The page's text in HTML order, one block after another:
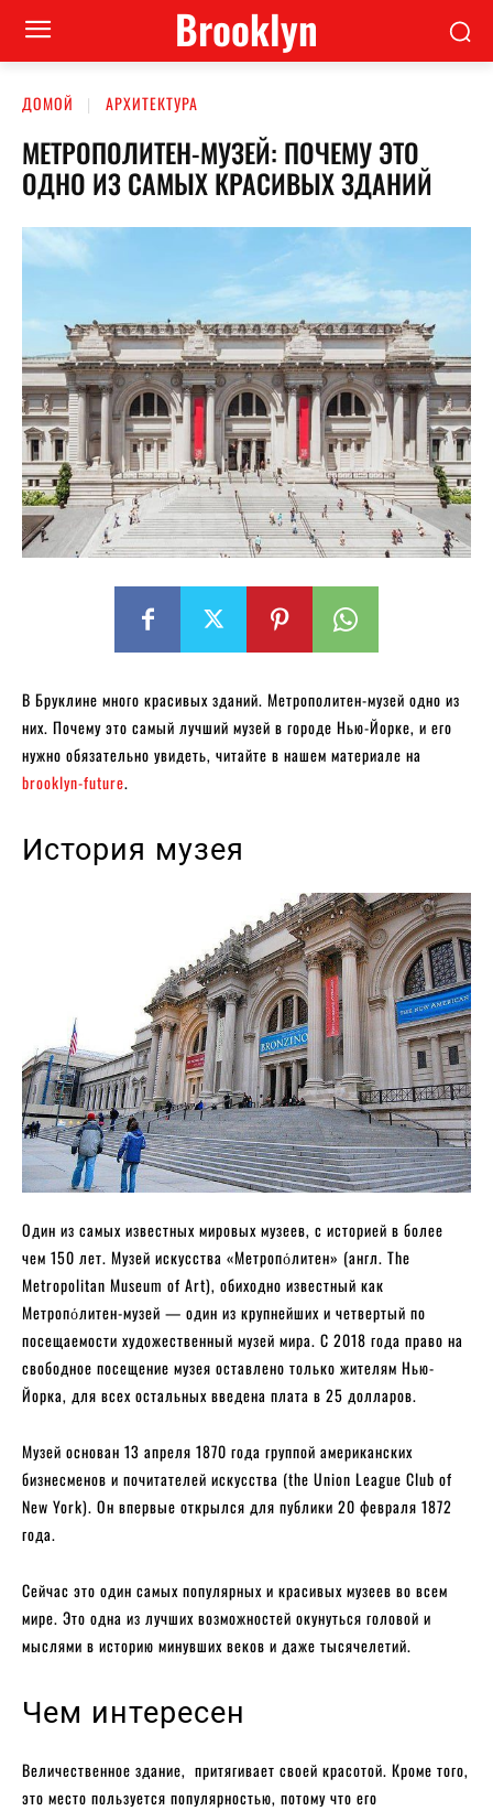
Brooklyn
ДОМОЙ АРХИТЕКТУРА
МЕТРОПОЛИТЕН-МУЗЕЙ: ПОЧЕМУ ЭТО
ОДНО ИЗ САМЫХ КРАСИВЫХ ЗДАНИЙ
В Бруклине много красивых зданий. Метрополитен-музей одно из
них. Почему это самый лучший музей в городе Нью-Йорке, и его
нужно обязательно увидеть, читайте в нашем материале на
brooklyn-future.
История музея
Один из самых известных мировых музеев, с историей в более
чем 150 лет. Музей искусства «Метропόлитен» (англ. The
Metropolitan Museum of Art), обиходно известный как
Метропόлитен-музей — один из крупнейших и четвертый по
посещаемости художественный музей мира. С 2018 года право на
свободное посещение музея оставлено только жителям Нью-
Йорка, для всех остальных введена плата в 25 долларов.
Музей основан 13 апреля 1870 года группой американских
бизнесменов и почитателей искусства (the Union League Club of
New York). Он впервые открылся для публики 20 февраля 1872
года.
Сейчас это один самых популярных и красивых музеев во всем
мире. Это одна из лучших возможностей окунуться головой и
мыслями в историю минувших веков и даже тысячелетий.
Чем интересен
Величественное здание, притягивает своей красотой. Кроме того,
это место пользуется популярностью, потому что его